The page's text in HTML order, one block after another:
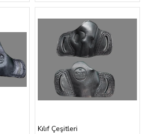
Kılıf Çeşitleri